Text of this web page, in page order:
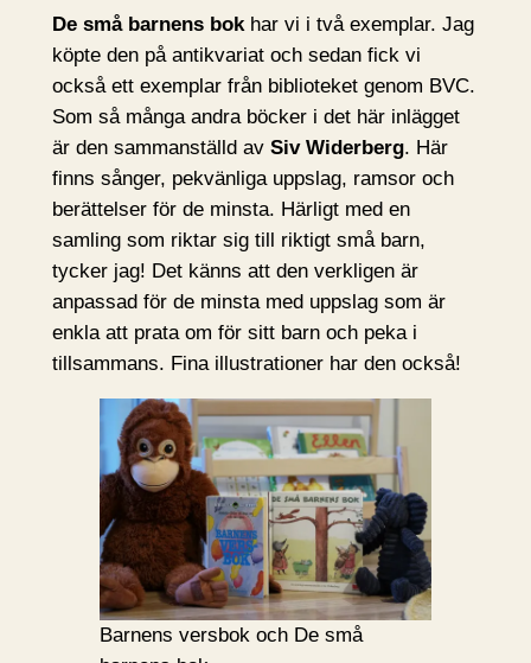
De små barnens bok har vi i två exemplar. Jag
köpte den på antikvariat och sedan fick vi
också ett exemplar från biblioteket genom BVC.
Som så många andra böcker i det här inlägget
är den sammanställd av Siv Widerberg. Här
finns sånger, pekvänliga uppslag, ramsor och
berättelser för de minsta. Härligt med en
samling som riktar sig till riktigt små barn,
tycker jag! Det känns att den verkligen är
anpassad för de minsta med uppslag som är
enkla att prata om för sitt barn och peka i
tillsammans. Fina illustrationer har den också!
Barnens versbok och De små